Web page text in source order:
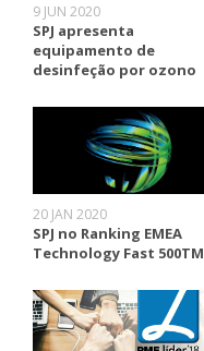
9 JUN 2020
SPJ apresenta
equipamento de
desinfeção por ozono
20 JAN 2020
SPJ no Ranking EMEA
Technology Fast 500TM